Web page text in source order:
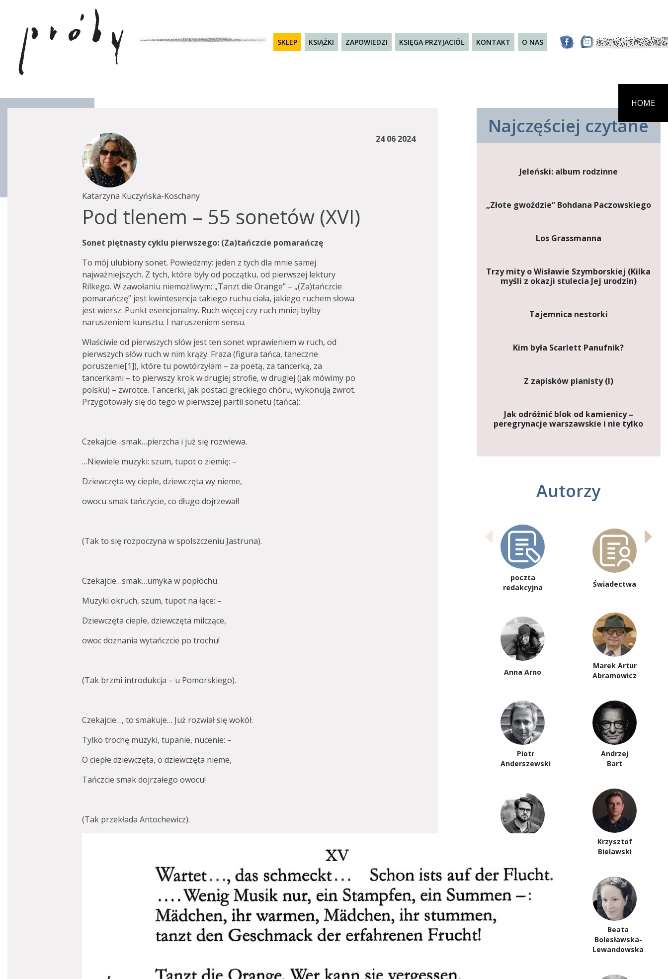
SKLEP KSIĄŻKI ZAPOWIEDZI KSIĘGA PRZYJACIÓŁ KONTAKT O NAS
HOME
24 06 2024
Katarzyna Kuczyńska-Koschany
Pod tlenem – 55 sonetów (XVI)
Sonet piętnasty cyklu pierwszego: (Za)tańczcie pomarańczę
To mój ulubiony sonet. Powiedzmy: jeden z tych dla mnie samej
najważniejszych. Z tych, które były od początku, od pierwszej lektury
Rilkego. W zawołaniu niemożliwym: „Tanzt die Orange” – „(Za)tańczcie
pomarańczę” jest kwintesencja takiego ruchu ciała, jakiego ruchem słowa
jest wiersz. Punkt esencjonalny. Ruch więcej czy ruch mniej byłby
naruszeniem kunsztu. I naruszeniem sensu.
Właściwie od pierwszych słów jest ten sonet wprawieniem w ruch, od
pierwszych słów ruch w nim krąży. Fraza (figura tańca, taneczne
poruszenie[1]), które tu powtórzyłam – za poetą, za tancerką, za
tancerkami – to pierwszy krok w drugiej strofie, w drugiej (jak mówimy po
polsku) – zwrotce. Tancerki, jak postaci greckiego chóru, wykonują zwrot.
Przygotowały się do tego w pierwszej partii sonetu (tańca):
Czekajcie…smak…pierzcha i już się rozwiewa.
…Niewiele muzyki: szum, tupot o ziemię: –
Dziewczęta wy ciepłe, dziewczęta wy nieme,
owocu smak tańczycie, co długo dojrzewał!
(Tak to się rozpoczyna w spolszczeniu Jastruna).
Czekajcie…smak…umyka w popłochu.
Muzyki okruch, szum, tupot na łące: –
Dziewczęta ciepłe, dziewczęta milczące,
owoc doznania wytańczcie po trochu!
(Tak brzmi introdukcja – u Pomorskiego).
Czekajcie…, to smakuje… Już rozwiał się wokół.
Tylko trochę muzyki, tupanie, nucenie: –
O ciepłe dziewczęta, o dziewczęta nieme,
Tańczcie smak dojrzałego owocu!
(Tak przekłada Antochewicz).
Najczęściej czytane
Jeleński: album rodzinne
„Złote gwoździe” Bohdana Paczowskiego
Los Grassmanna
Trzy mity o Wisławie Szymborskiej (Kilka
myśli z okazji stulecia Jej urodzin)
Tajemnica nestorki
Kim była Scarlett Panufnik?
Z zapisków pianisty (I)
Jak odróżnić blok od kamienicy –
peregrynacje warszawskie i nie tylko
Autorzy
poczta
redakcyjna
Świadectwa
Anna Arno
Marek Artur
Abramowicz
Piotr
Anderszewski
Andrzej
Bart
Krzysztof
Bielawski
Beata
Bolesławska-
Lewandowska